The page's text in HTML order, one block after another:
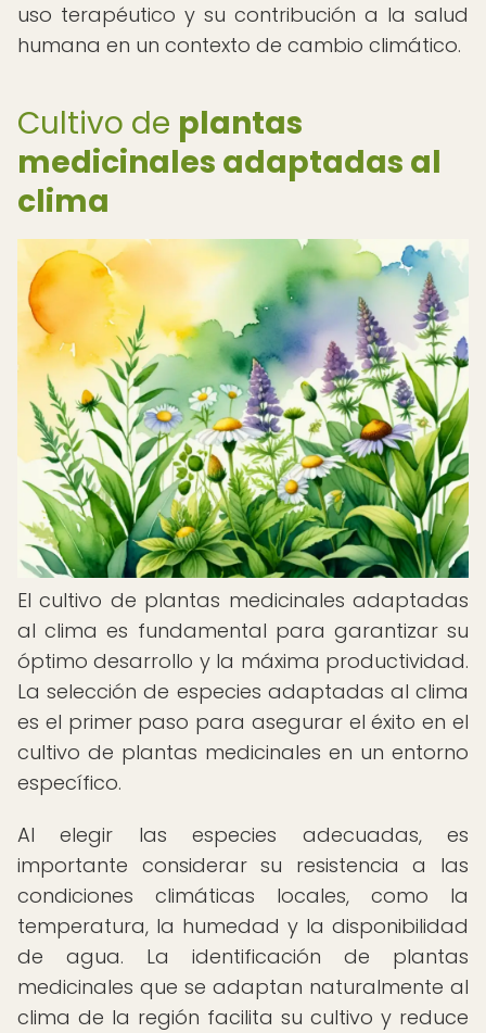
uso terapéutico y su contribución a la salud
humana en un contexto de cambio climático.
Cultivo de plantas
medicinales adaptadas al
clima
El cultivo de plantas medicinales adaptadas
al clima es fundamental para garantizar su
óptimo desarrollo y la máxima productividad.
La selección de especies adaptadas al clima
es el primer paso para asegurar el éxito en el
cultivo de plantas medicinales en un entorno
específico.
Al elegir las especies adecuadas, es
importante considerar su resistencia a las
condiciones climáticas locales, como la
temperatura, la humedad y la disponibilidad
de agua. La identificación de plantas
medicinales que se adaptan naturalmente al
clima de la región facilita su cultivo y reduce